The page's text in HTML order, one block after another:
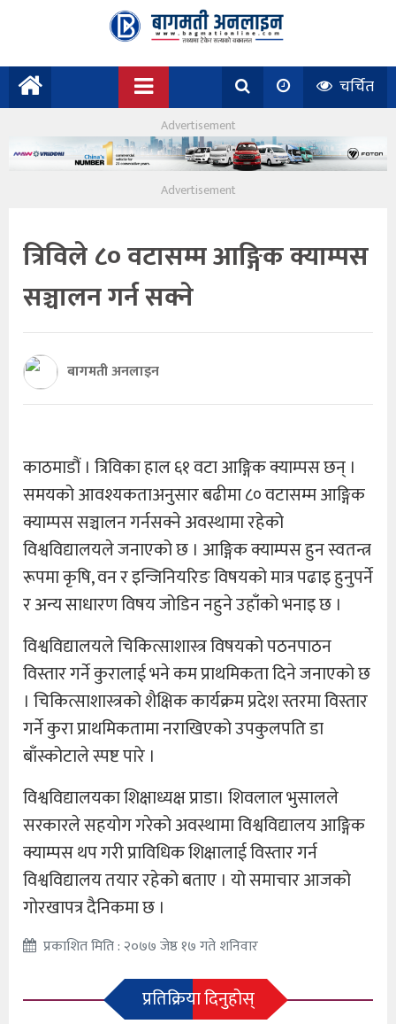
चर्चित
त्रिविले ८० वटासम्म आङ्गिक क्याम्पस
सञ्चालन गर्न सक्ने
बागमती अनलाइन
काठमाडौं । त्रिविका हाल ६१ वटा आङ्गिक क्याम्पस छन् ।
समयको आवश्यकताअनुसार बढीमा ८० वटासम्म आङ्गिक
क्याम्पस सञ्चालन गर्नसक्ने अवस्थामा रहेको
विश्वविद्यालयले जनाएको छ । आङ्गिक क्याम्पस हुन स्वतन्त्र
रूपमा कृषि, वन र इन्जिनियरिङ विषयको मात्र पढाइ हुनुपर्ने
र अन्य साधारण विषय जोडिन नहुने उहाँको भनाइ छ ।
विश्वविद्यालयले चिकित्साशास्त्र विषयको पठनपाठन
विस्तार गर्ने कुरालाई भने कम प्राथमिकता दिने जनाएको छ
। चिकित्साशास्त्रको शैक्षिक कार्यक्रम प्रदेश स्तरमा विस्तार
गर्ने कुरा प्राथमिकतामा नराखिएको उपकुलपति डा
बाँस्कोटाले स्पष्ट पारे ।
विश्वविद्यालयका शिक्षाध्यक्ष प्राडा। शिवलाल भुसालले
सरकारले सहयोग गरेको अवस्थामा विश्वविद्यालय आङ्गिक
क्याम्पस थप गरी प्राविधिक शिक्षालाई विस्तार गर्न
विश्वविद्यालय तयार रहेको बताए । यो समाचार आजको
गोरखापत्र दैनिकमा छ ।
प्रकाशित मिति : २०७७ जेष्ठ १७ गते शनिवार
प्रतिक्रिया दिनुहोस्